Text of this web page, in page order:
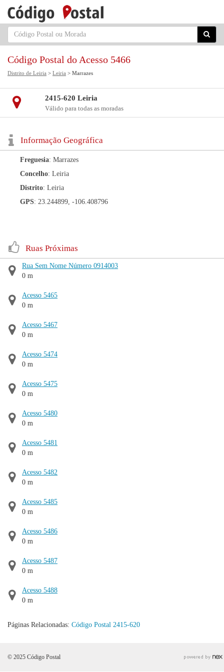
Código Postal do Acesso 5466
Distrito de Leiria > Leiria > Marrazes
2415-620 Leiria
Válido para todas as moradas
Informação Geográfica
Freguesia: Marrazes
Concelho: Leiria
Distrito: Leiria
GPS: 23.244899, -106.408796
Ruas Próximas
Rua Sem Nome Número 0914003
0 m
Acesso 5465
0 m
Acesso 5467
0 m
Acesso 5474
0 m
Acesso 5475
0 m
Acesso 5480
0 m
Acesso 5481
0 m
Acesso 5482
0 m
Acesso 5485
0 m
Acesso 5486
0 m
Acesso 5487
0 m
Acesso 5488
0 m
Páginas Relacionadas: Código Postal 2415-620
© 2025 Código Postal